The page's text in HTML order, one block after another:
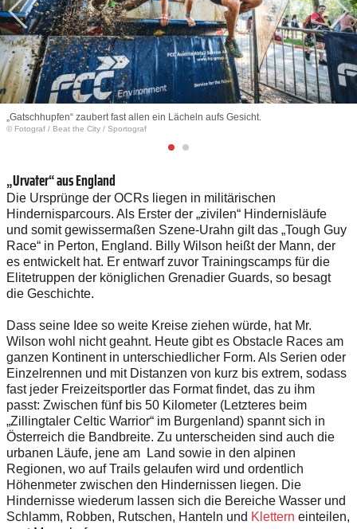
„Gatschhupfen“ zaubert fast allen ein Lächeln aufs Gesicht.
© Fotograf / Beat the City / Sportograf
„Urvater“ aus England
Die Ursprünge der OCRs liegen in militärischen
Hindernisparcours. Als Erster der „zivilen“ Hindernisläufe
und somit gewissermaßen Szene-Urahn gilt das „Tough Guy
Race“ in Perton, England. Billy Wilson heißt der Mann, der
es entwickelt hat. Er entwarf zuvor Trainingscamps für die
Elitetruppen der königlichen Grenadier Guards, so besagt
die Geschichte.
Dass seine Idee so weite Kreise ziehen würde, hat Mr.
Wilson wohl nicht geahnt. Heute gibt es Obstacle Races am
ganzen Kontinent in unterschiedlicher Form. Als Serien oder
Einzelrennen und mit Distanzen von kurz bis extrem, sodass
fast jeder Freizeitsportler das Format findet, das zu ihm
passt: Zwischen fünf bis 50 Kilometer (Letzteres beim
„Zillingtaler Celtic Warrior“ im Burgenland) spannt sich in
Österreich die Bandbreite. Zu unterscheiden sind auch die
urbanen Läufe, jene am Land sowie in den alpinen
Regionen, wo auf Trails gelaufen wird und ordentlich
Höhenmeter zwischen den Hindernissen liegen. Die
Hindernisse wiederum lassen sich die Bereiche Wasser und
Schlamm, Robben, Rutschen, Hanteln und Klettern einteilen,